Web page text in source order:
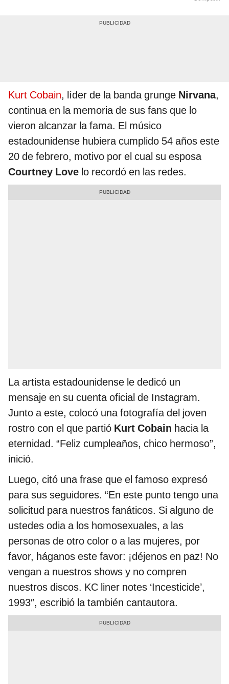
Kurt Cobain, líder de la banda grunge Nirvana,
continua en la memoria de sus fans que lo
vieron alcanzar la fama. El músico
estadounidense hubiera cumplido 54 años este
20 de febrero, motivo por el cual su esposa
Courtney Love lo recordó en las redes.
La artista estadounidense le dedicó un
mensaje en su cuenta oficial de Instagram.
Junto a este, colocó una fotografía del joven
rostro con el que partió Kurt Cobain hacia la
eternidad. “Feliz cumpleaños, chico hermoso”,
inició.
Luego, citó una frase que el famoso expresó
para sus seguidores. “En este punto tengo una
solicitud para nuestros fanáticos. Si alguno de
ustedes odia a los homosexuales, a las
personas de otro color o a las mujeres, por
favor, háganos este favor: ¡déjenos en paz! No
vengan a nuestros shows y no compren
nuestros discos. KC liner notes ‘Incesticide’,
1993″, escribió la también cantautora.